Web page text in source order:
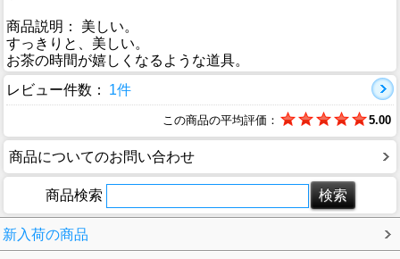
商品説明： 美しい。
すっきりと、美しい。
お茶の時間が嬉しくなるような道具。
レビュー件数：
1件
この商品の平均評価： 5.00
商品についてのお問い合わせ
商品検索
新入荷の商品